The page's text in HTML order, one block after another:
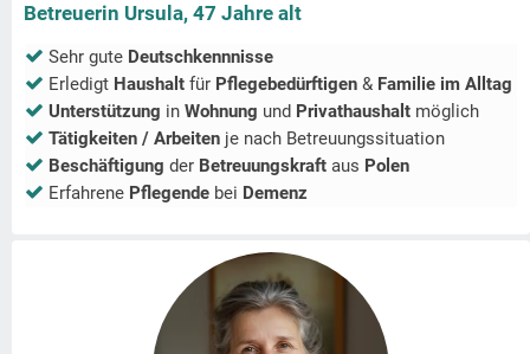
Betreuerin Ursula, 47 Jahre alt
Sehr gute Deutschkennnisse
Erledigt Haushalt für Pflegebedürftigen & Familie im Alltag
Unterstützung in Wohnung und Privathaushalt möglich
Tätigkeiten / Arbeiten je nach Betreuungssituation
Beschäftigung der Betreuungskraft aus Polen
Erfahrene Pflegende bei Demenz